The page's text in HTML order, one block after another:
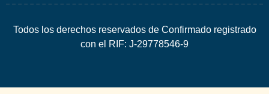
Todos los derechos reservados de Confirmado registrado
con el RIF: J-29778546-9